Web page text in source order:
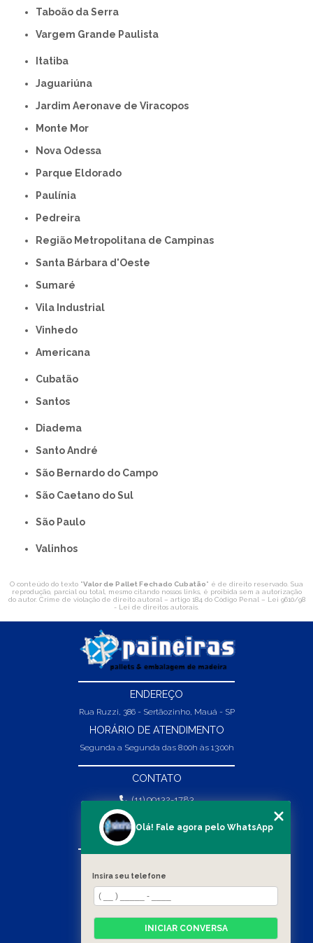
Taboão da Serra
Vargem Grande Paulista
Itatiba
Jaguariúna
Jardim Aeronave de Viracopos
Monte Mor
Nova Odessa
Parque Eldorado
Paulínia
Pedreira
Região Metropolitana de Campinas
Santa Bárbara d'Oeste
Sumaré
Vila Industrial
Vinhedo
americana
Cubatão
Santos
Diadema
Santo André
São Bernardo do Campo
São Caetano do Sul
São Paulo
Valinhos
O conteúdo do texto "Valor de Pallet Fechado Cubatão" é de direito reservado. Sua
reprodução, parcial ou total, mesmo citando nossos links, é proibida sem a autorização
do autor. Crime de violação de direito autoral – artigo 184 do Código Penal – Lei 9610/98
- Lei de direitos autorais
ENDEREÇO
Rua Ruzzi, 386 - Sertãozinho, Mauá - SP
HORÁRIO DE ATENDIMENTO
Segunda a Segunda das 8:00h às 13:00h
CONTATO
(11) 99132-1783
(11) 99132-1783
vendas@abpaineiras.com.br
SOBRE NÓS
PRODUTOS
Olá! Fale agora pelo WhatsApp
Insira seu telefone
INICIAR CONVERSA